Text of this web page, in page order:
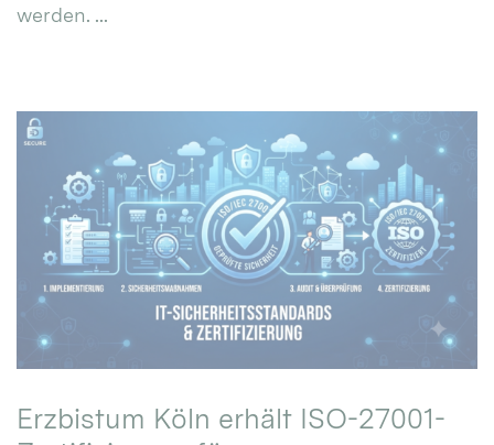
werden. ...
Erzbistum Köln erhält ISO-27001-